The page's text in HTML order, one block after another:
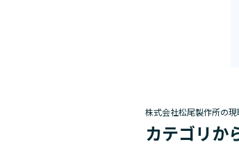
株式会社松尾製作所の
カテゴリか